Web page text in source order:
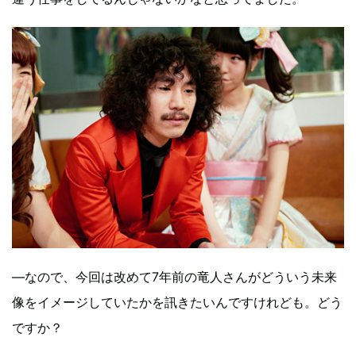
―なので、今回は改めて7年前の竜人さんがどういう未来
像をイメージしていたかを訊きたいんですけれども。どう
ですか？